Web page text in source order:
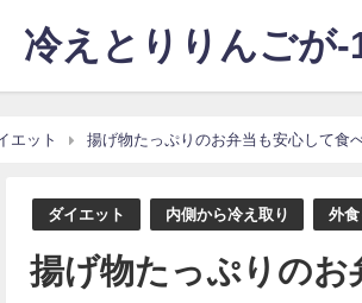
冷えとりりんごが
エット 揚げ物たっぷりのお弁当も安心して食
ダイエット 内側から冷え取り 外食
揚げ物たっぷりのお